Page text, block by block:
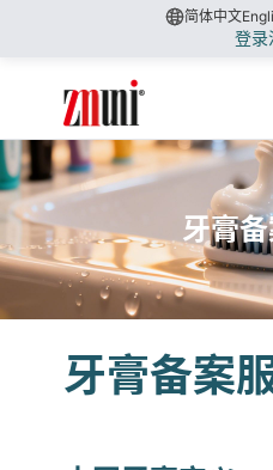
简体中文
登录
牙膏
牙膏备案